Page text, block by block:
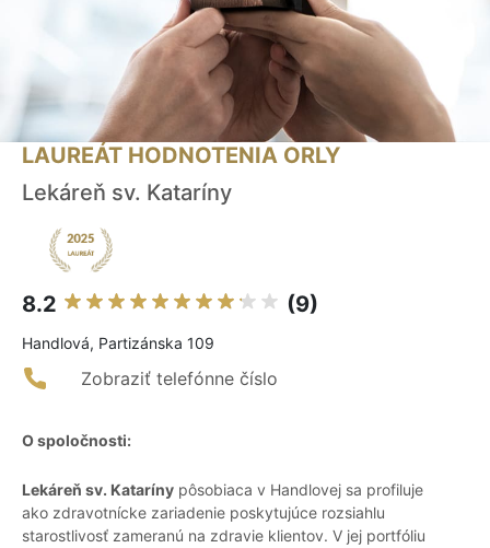
LAUREÁT HODNOTENIA ORLY
Lekáreň sv. Kataríny
8.2 (9)
Handlová, Partizánska 109
Zobraziť telefónne číslo
O spoločnosti:
Lekáreň sv. Kataríny pôsobiaca v Handlovej sa profiluje
ako zdravotnícke zariadenie poskytujúce rozsiahlu
starostlivosť zameranú na zdravie klientov. V jej portfóliu